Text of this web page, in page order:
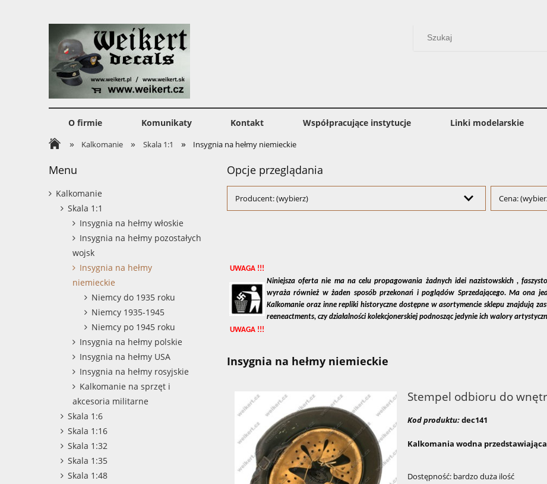
O firmie Komunikaty Kontakt Współpracujące instytucje Linki modelarskie
» Kalkomanie » Skala 1:1 » Insygnia na hełmy niemieckie
Menu
Kalkomanie
Skala 1:1
Insygnia na hełmy włoskie
Insygnia na hełmy pozostałych
wojsk
Insygnia na hełmy
niemieckie
Niemcy do 1935 roku
Niemcy 1935-1945
Niemcy po 1945 roku
Insygnia na hełmy polskie
Insygnia na hełmy USA
Insygnia na hełmy rosyjskie
Kalkomanie na sprzęt i
akcesoria militarne
Skala 1:6
Skala 1:16
Skala 1:32
Skala 1:35
Skala 1:48
Opcje przeglądania
Producent: (wybierz) Cena:
UWAGA !!!
UWAGA !!!
Niniejsza oferta nie ma na celu propagowania żadnych idei nazistowskich ,
wyraża również w żaden sposób przekonań i poglądów Sprzedającego. Ma ona
Kalkomanie oraz inne repliki historyczne dostępne w asortymencie sklepu znajdują
reeneactments, czy działalności kolekcjonerskiej podnosząc jedynie ich walory
Insygnia na hełmy niemieckie
Stempel odbioru do
Kod produktu:dec141
Kalkomania wodna
Dostępność: bardzo duża ilość